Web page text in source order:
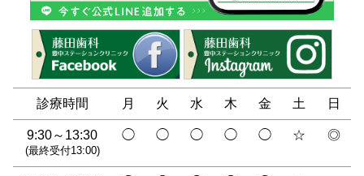
診療時間 月 火 水 木 金 土 日
9:30～13:30
(最終受付13:00)
◯ ◯ ◯ ◯ ◯ ☆ ◎